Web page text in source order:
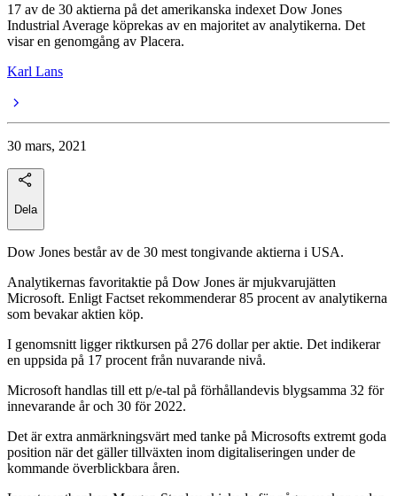
17 av de 30 aktierna på det amerikanska indexet Dow Jones
Industrial Average köprekas av en majoritet av analytikerna. Det
visar en genomgång av Placera.
Karl Lans
30 mars, 2021
Dela
Dow Jones består av de 30 mest tongivande aktierna i USA.
Analytikernas favoritaktie på Dow Jones är mjukvarujätten
Microsoft. Enligt Factset rekommenderar 85 procent av analytikerna
som bevakar aktien köp.
I genomsnitt ligger riktkursen på 276 dollar per aktie. Det indikerar
en uppsida på 17 procent från nuvarande nivå.
Microsoft handlas till ett p/e-tal på förhållandevis blygsamma 32 för
innevarande år och 30 för 2022.
Det är extra anmärkningsvärt med tanke på Microsofts extremt goda
position när det gäller tillväxten inom digitaliseringen under de
kommande överblickbara åren.